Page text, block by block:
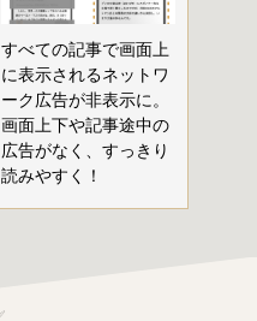
すべての記事で画面上
に表示されるネットワ
ーク広告が非表示に。
画面上下や記事途中の
広告がなく、すっきり
読みやすく！